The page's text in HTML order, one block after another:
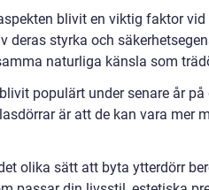
blivit en viktig faktor
deras styrka och
naturliga känsla som
populärt under senare år
är att de kan vara mer
olika sätt att byta ytterdörr